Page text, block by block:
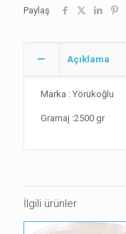
Paylaş
Açıklama
Marka : Yörükoğlu
Gramaj :2500 gr
İlgili ürünler